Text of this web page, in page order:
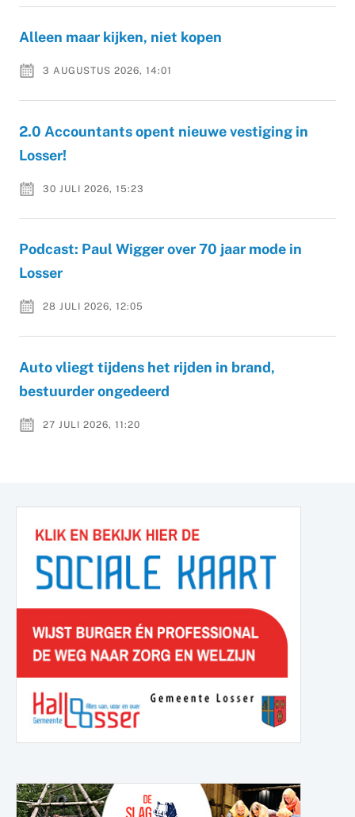
Alleen maar kijken, niet kopen
3 AUGUSTUS 2026, 14:01
2.0 Accountants opent nieuwe vestiging in
Losser!
30 JULI 2026, 15:23
Podcast: Paul Wigger over 70 jaar mode in
Losser
28 JULI 2026, 12:05
Auto vliegt tijdens het rijden in brand,
bestuurder ongedeerd
27 JULI 2026, 11:20